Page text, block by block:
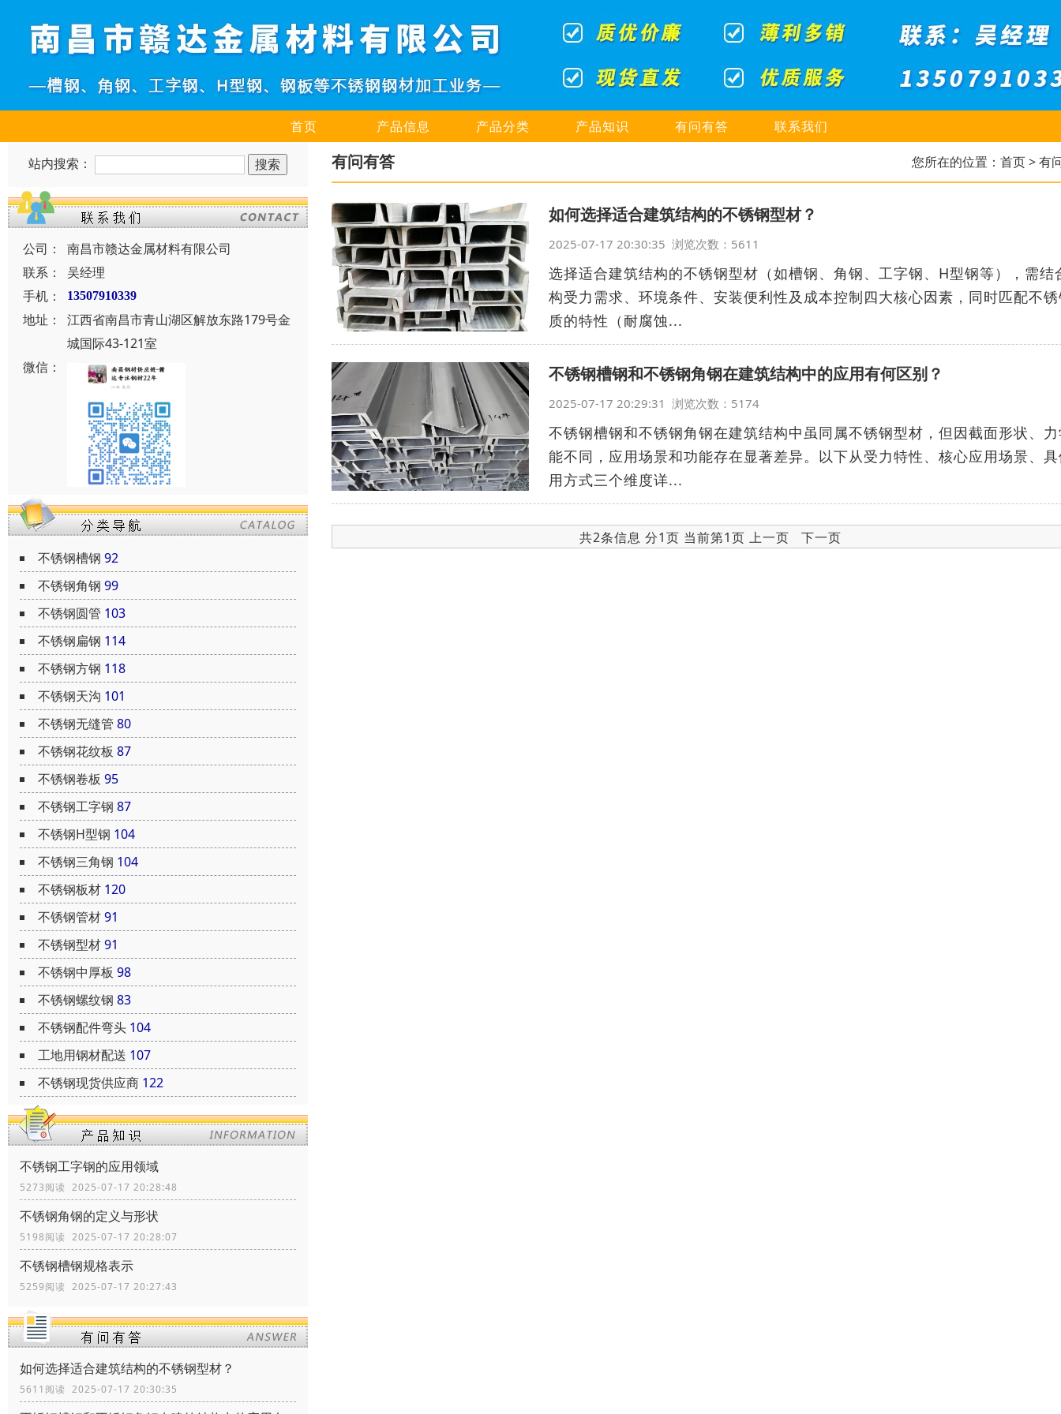
首页 产品信息 产品分类 产品知识 有问有答 联系我们
站内搜索：
公司：
南昌市赣达金属材料有限公司
联系：
吴经理
手机：
13507910339
地址：
江西省南昌市青山湖区解放东路179号金
城国际43-121室
微信：
不锈钢槽钢 92
不锈钢角钢 99
不锈钢圆管 103
不锈钢扁钢 114
不锈钢方钢 118
不锈钢天沟 101
不锈钢无缝管 80
不锈钢花纹板 87
不锈钢卷板 95
不锈钢工字钢 87
不锈钢H型钢 104
不锈钢三角钢 104
不锈钢板材 120
不锈钢管材91
不锈钢型材91
不锈钢中厚板 98
不锈钢螺纹钢 83
不锈钢配件弯头 104
工地用钢材配送 107
不锈钢现货供应商 122
不锈钢工字钢的应用领域
5273阅读 2025-07-17 20:28:48
不锈钢角钢的定义与形状
5198阅读 2025-07-17 20:28:07
不锈钢槽钢规格表示
5259阅读 2025-07-17 20:27:43
如何选择适合建筑结构的不锈钢型材？
5611阅读 2025-07-17 20:30:35
有问有答 您所在的位置： 首页> 有
如何选择适合建筑结构的不锈钢型材？
2025-07-17 20:30:35 浏览次数：5611
选择适合建筑结构的不锈钢型材（如槽钢、角钢、工字钢、H型钢等），需结
构受力需求、环境条件、安装便利性及成本控制四大核心因素，同时匹配不
质的特性（耐腐蚀...
不锈钢槽钢和不锈钢角钢在建筑结构中的应用有何区别？
2025-07-17 20:29:31 浏览次数：5174
不锈钢槽钢和不锈钢角钢在建筑结构中虽同属不锈钢型材，但因截面形状、
能不同，应用场景和功能存在显著差异。以下从受力特性、核心应用场景、
用方式三个维度详...
共2条信息 分1页 当前第1页 上一页 下一页